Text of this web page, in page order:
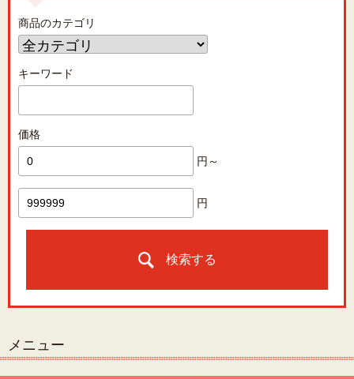
商品のカテゴリ
キーワード
価格
円～
円
検索する
メニュー